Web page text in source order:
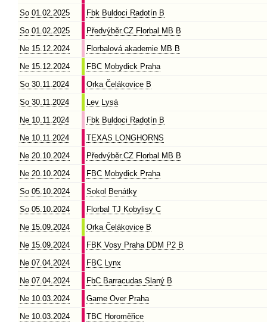
So 01.02.2025
Fbk Buldoci Radotín B
So 01.02.2025
Předvýběr.CZ Florbal MB B
Ne 15.12.2024
Florbalová akademie MB B
Ne 15.12.2024
FBC Mobydick Praha
So 30.11.2024
Orka Čelákovice B
So 30.11.2024
Lev Lysá
Ne 10.11.2024
Fbk Buldoci Radotín B
Ne 10.11.2024
TEXAS LONGHORNS
Ne 20.10.2024
Předvýběr.CZ Florbal MB B
Ne 20.10.2024
FBC Mobydick Praha
So 05.10.2024
Sokol Benátky
So 05.10.2024
Florbal TJ Kobylisy C
Ne 15.09.2024
Orka Čelákovice B
Ne 15.09.2024
FBK Vosy Praha DDM P2 B
Ne 07.04.2024
FBC Lynx
Ne 07.04.2024
FbC Barracudas Slaný B
Ne 10.03.2024
Game Over Praha
Ne 10.03.2024
TBC Horoměřice